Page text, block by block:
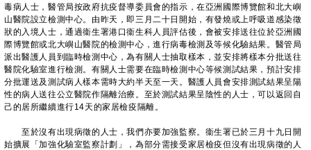
毒病人士，醫管局按政府抗疫督導委員會的指示，在亞洲國際博覽館和北大嶼
山醫院設立檢測中心。由昨天，即三月二十日開始，有發燒或上呼吸道感染徵
狀的入境人士，通過衞生署港口衞生科人員評估後，會被安排送往位於亞洲國
際博覽館或北大嶼山醫院的檢測中心，進行病毒檢測及等候化驗結果。醫管局
派出醫護人員到臨時檢測中心，為有關人士抽取樣本，並安排將樣本分批送往
醫院化驗室進行檢測。有關人士需要在臨時檢測中心等候測試結果，預計安排
分批運送及測試病人樣本需時大約半天至一天。醫護人員會安排測試結果呈陽
性的病人送往公立醫院作隔離治療。至於測試結果呈陰性的人士，可以返回自
己的居所繼續進行14天的家居檢疫隔離。
至於沒有出現病徵的人士，我們亦要加強監察。衞生署已於三月十九日開
始擴展「加強化驗室監察計劃」，為部分需接受家居檢疫但沒有出現病徵的人